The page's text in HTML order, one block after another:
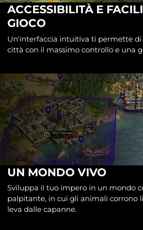
ACCESSIBILITÀ E
GIOCO
Un'interfaccia intuitiva ti permette
città con il massimo controllo e una
UN MONDO VIVO
Sviluppa il tuo impero in un mondo
palpitante, in cui gli animali corrono
leva dalle capanne.